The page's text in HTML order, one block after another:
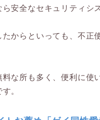
安全なセキュリティシ
からといっても、不正
な所も多く、便利に使
。